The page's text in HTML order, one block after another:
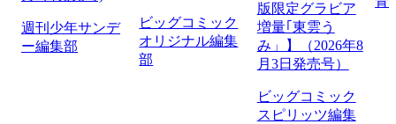
週刊少年サンデ
ー編集部
ビッグコミック
オリジナル編集
部
版限定グラビア
増量｢東雲う
み」】（2026年8
月3日発売号）
ビッグコミック
スピリッツ編集